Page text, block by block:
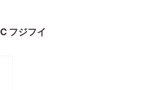
フジフイ